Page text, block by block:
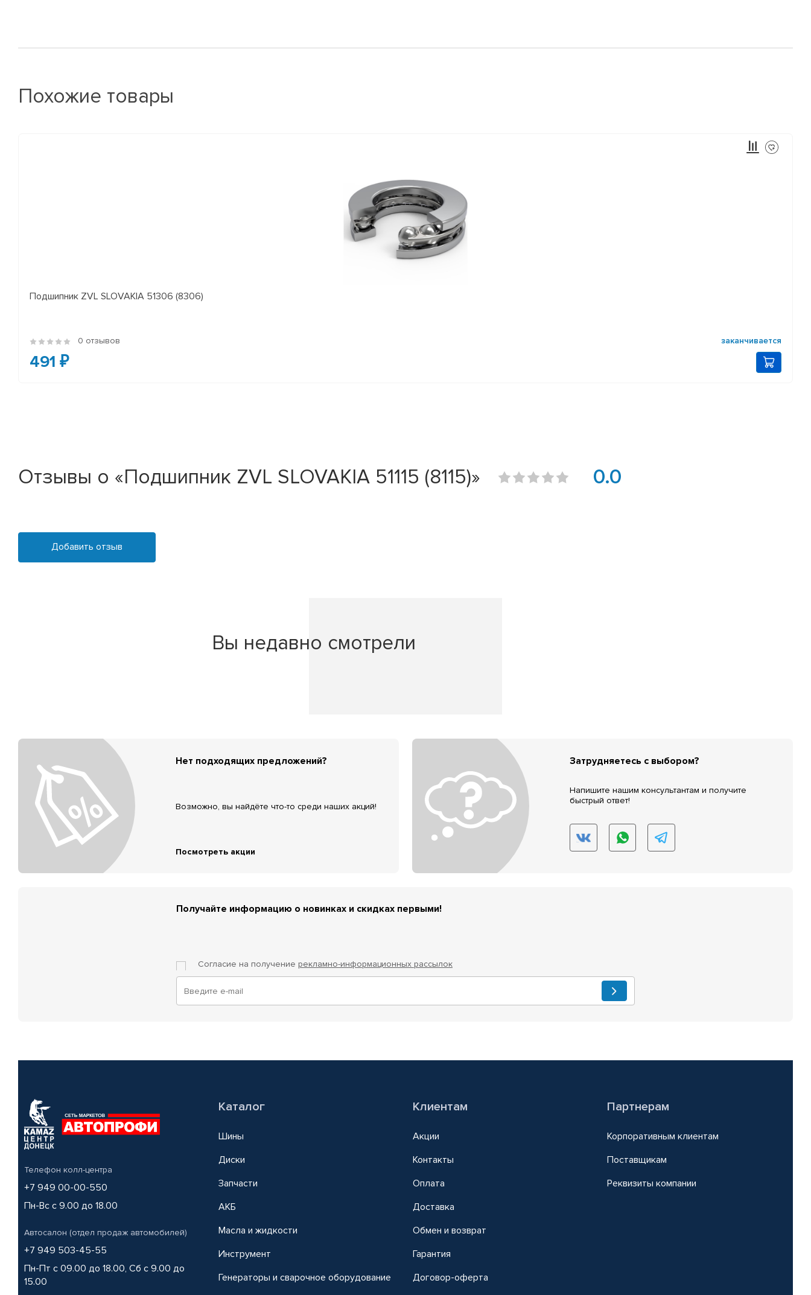
Похожие товары
Подшипник ZVL SLOVAKIA 51306 (8306)
0 отзывов заканчивается
491 ₽
Отзывы о «Подшипник ZVL SLOVAKIA 51115 (8115)» 0.0
Добавить отзыв
Вы недавно смотрели
Нет подходящих предложений?
Возможно, вы найдёте что-то среди наших акций!
Посмотреть акции
Затрудняетесь с выбором?
Напишите нашим консультантам и получите
быстрый ответ!
Получайте информацию о новинках и скидках первыми!
Согласие на получение рекламно-информационных рассылок
Телефон колл-центра
+7 949 00-00-550
Пн-Вс с 9.00 до 18.00
Автосалон (отдел продаж автомобилей)
+7 949 503-45-55
Пн-Пт с 09.00 до 18.00, Сб с 9.00 до
15.00
Каталог
Шины
Диски
Запчасти
АКБ
Масла и жидкости
Инструмент
Генераторы и сварочное оборудование
Клиентам
Акции
Контакты
Оплата
Доставка
Обмен и возврат
Гарантия
Договор-оферта
Партнерам
Корпоративным клиентам
Поставщикам
Реквизиты компании